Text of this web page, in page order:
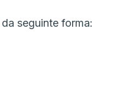
seguinte forma: